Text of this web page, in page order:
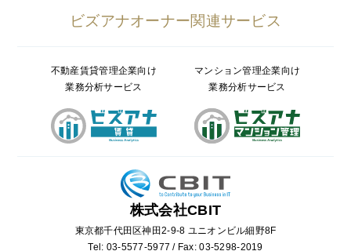
ビズアナオーナー関連サービス
不動産賃貸管理企業向け
業務分析サービス
マンション管理企業向け
業務分析サービス
株式会社CBIT
東京都千代田区神田2-9-8 ユニオンビル細野8F
Tel: 03-5577-5977 / Fax: 03-5298-2019